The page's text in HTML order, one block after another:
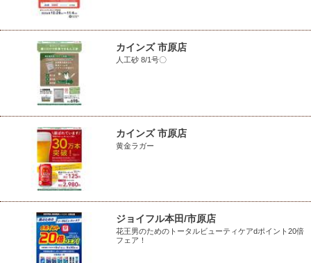
カインズ 市原店
人工砂 8/1号〇
カインズ 市原店
黄金ラガー
ジョイフル本田/市原店
花王男のためのトータルビューティケアdポイント20倍
フェア！